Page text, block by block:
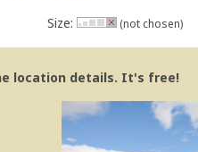
actuais indicam.
por favor recolha-o a fim
Reviewer
Size: (not chosen)
location details. It's free!